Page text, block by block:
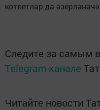
котлетлар да
Следите за самым
Telegram-канале
Читайте новости